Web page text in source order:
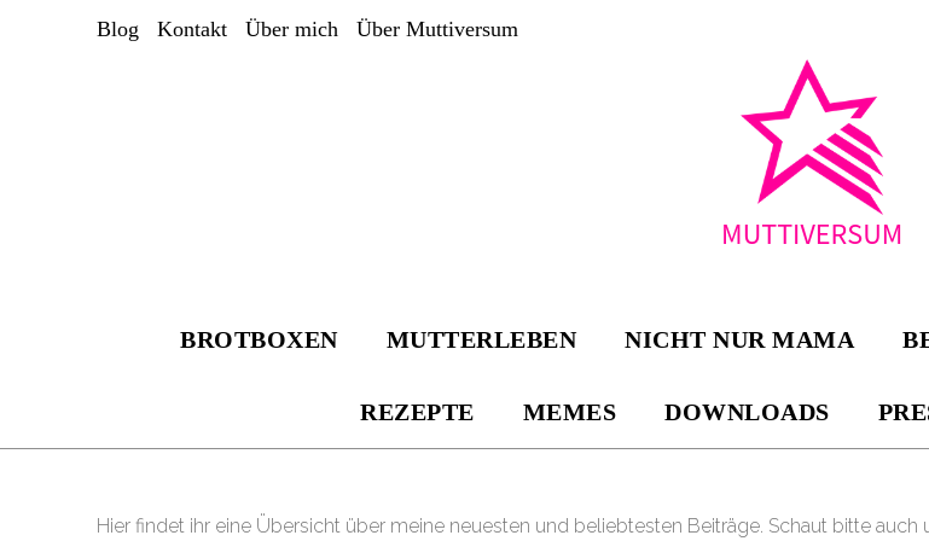
Blog Kontakt Über mich Über Muttiversum
BROTBOXEN MUTTERLEBEN NICHT NUR MAMA
REZEPTE MEMES DOWNLOADS
Hier findet ihr eine Übersicht über meine neuesten und beliebtesten Beiträge. Schaut bitte auch